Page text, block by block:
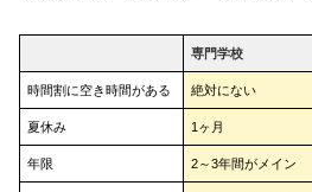
専門学校
時間割に空き時間がある 絶対にない
夏休み 1ヶ月
年限 2～3年間がメイン